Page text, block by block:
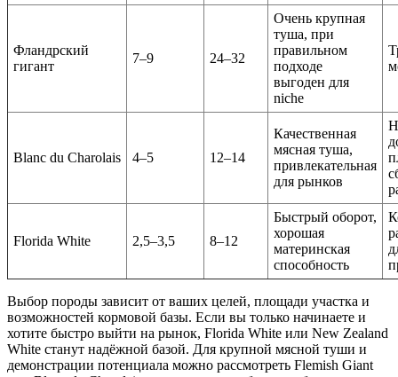
Фландрский
гигант
7–9 24–32
Очень крупная
туша, при
правильном
подходе
выгоден для
niche
Blanc du Charolais 4–5 12–14
Качественная
мясная туша,
привлекательная
для рынков
Florida White 2,5–3,5 8–12
Быстрый оборот,
хорошая
материнская
способность
Выбор породы зависит от ваших целей, площади участка и
возможностей кормовой базы. Если вы только начинаете и
хотите быстро выйти на рынок, Florida White или New Zealand
White станут надёжной базой. Для крупной мясной туши и
демонстрации потенциала можно рассмотреть Flemish Giant